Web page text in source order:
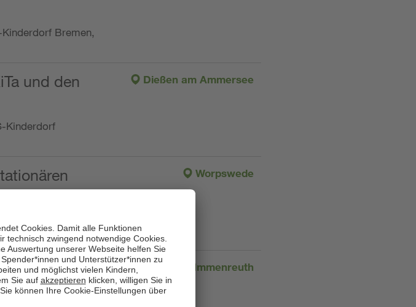
Bremen,
und den
Kinderdorf
Dießen am Ammersee
- max. 38,5
Worpswede
als
Immenreuth